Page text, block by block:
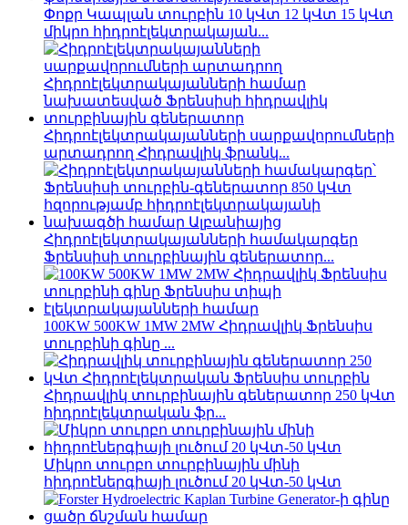
Փոքր Կապլան տուրբին 10 կՎտ 12 կՎտ 15 կՎտ
միկրո հիդրոէլեկտրակայան...
Հիդրոէլեկտրակայանների սարքավորումների
արտադրող Հիդրավլիկ ֆրանկ...
Հիդրոէլեկտրակայանների համակարգեր
Ֆրենսիսի տուրբինային գեներատոր...
100KW 500KW 1MW 2MW Հիդրավլիկ Ֆրենսիս
տուրբինի գինը ...
Հիդրավլիկ տուրբինային գեներատոր 250 կՎտ
հիդրոէլեկտրական ֆր...
Միկրո տուրբո տուրբինային մինի
հիդրոէներգիայի լուծում 20 կՎտ-50 կՎտ